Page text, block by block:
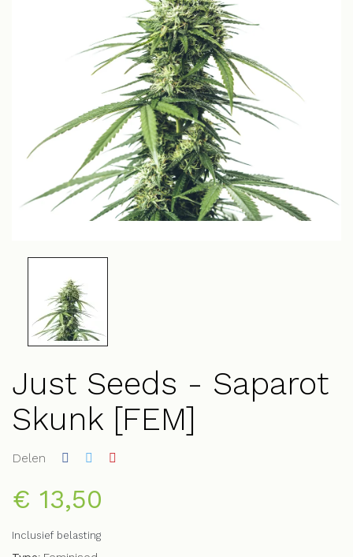
Just Seeds - Saparot
Skunk [FEM]
Delen
€ 13,50
Inclusief belasting